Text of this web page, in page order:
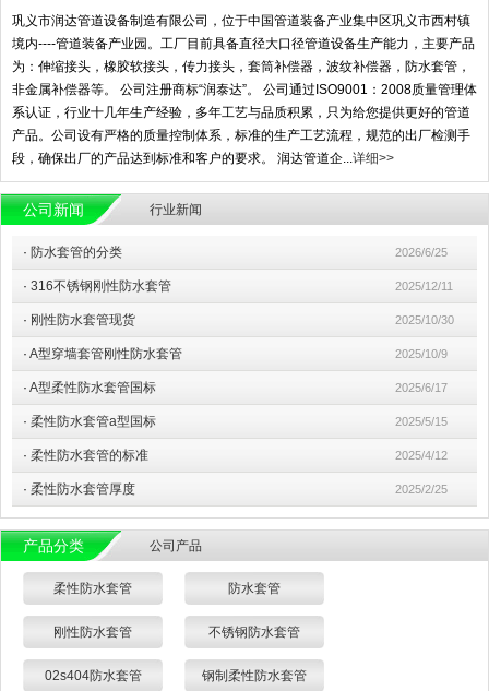
巩义市润达管道设备制造有限公司，位于中国管道装备产业集中区巩义市西村镇
境内----管道装备产业园。工厂目前具备直径大口径管道设备生产能力，主要产品
为：伸缩接头，橡胶软接头，传力接头，套筒补偿器，波纹补偿器，防水套管，
非金属补偿器等。 公司注册商标“润泰达”。 公司通过ISO9001：2008质量管理体
系认证，行业十几年生产经验，多年工艺与品质积累，只为给您提供更好的管道
产品。公司设有严格的质量控制体系，标准的生产工艺流程，规范的出厂检测手
段，确保出厂的产品达到标准和客户的要求。 润达管道企...详细>>
公司新闻 行业新闻
· 防水套管的分类 2026/6/25
· 316不锈钢刚性防水套管 2025/12/11
· 刚性防水套管现货 2025/10/30
· A型穿墙套管刚性防水套管 2025/10/9
· A型柔性防水套管国标 2025/6/17
· 柔性防水套管a型国标 2025/5/15
· 柔性防水套管的标准 2025/4/12
· 柔性防水套管厚度 2025/2/25
产品分类 公司产品
柔性防水套管 防水套管
刚性防水套管 不锈钢防水套管
02s404防水套管 钢制柔性防水套管